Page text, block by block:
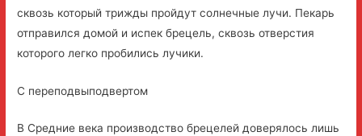
сквозь который трижды пройдут солнечные лучи. Пекарь
отправился домой и испек брецель, сквозь отверстия
которого легко пробились лучики.
С переподвыподвертом
В Средние века производство брецелей доверялось лишь